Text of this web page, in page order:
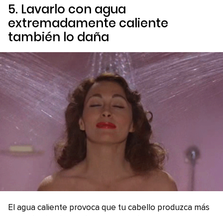
5. Lavarlo con agua
extremadamente caliente
también lo daña
El agua caliente provoca que tu cabello produzca más